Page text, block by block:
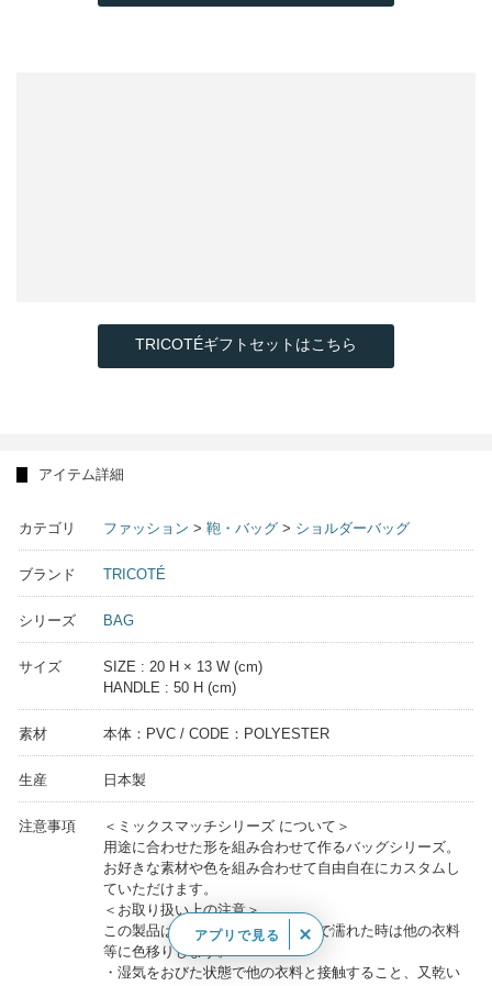
TRICOTÉギフトセットはこちら
アイテム詳細
カテゴリ ファッション > 鞄・バッグ > ショルダーバッグ
ブランド TRICOTÉ
シリーズ BAG
サイズ
SIZE : 20 H × 13 W (cm)
HANDLE : 50 H (cm)
素材 本体：PVC / CODE：POLYESTER
生産 日本製
注意事項
＜ミックスマッチシリーズ について＞
用途に合わせた形を組み合わせて作るバッグシリーズ。
お好きな素材や色を組み合わせて自由自在にカスタムし
ていただけます。
＜お取り扱い上の注意＞
この製品は、摩擦や、汗や雨などで濡れた時は他の衣料
等に色移りします。
・湿気をおびた状態で他の衣料と接触すること、又乾い
アプリで見る